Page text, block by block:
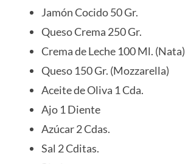
Jamón Cocido 50 Gr.
Queso Crema 250 Gr.
Crema de Leche 100 Ml. (Nata)
Queso 150 Gr. (Mozzarella)
Aceite de Oliva 1 Cda.
Ajo 1 Diente
Azúcar 2 Cdas.
Sal 2 Cditas.